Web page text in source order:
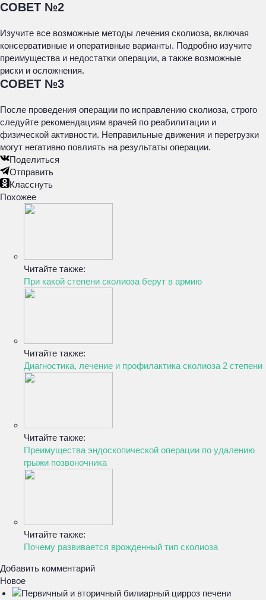
СОВЕТ №2
Изучите все возможные методы лечения сколиоза, включая
консервативные и оперативные варианты. Подробно изучите
преимущества и недостатки операции, а также возможные
риски и осложнения.
СОВЕТ №3
После проведения операции по исправлению сколиоза, строго
следуйте рекомендациям врачей по реабилитации и
физической активности. Неправильные движения и перегрузки
могут негативно повлиять на результаты операции.
Поделиться
Отправить
Класснуть
Похожее
Читайте также:
При какой степени сколиоза берут в армию
Читайте также:
Диагностика, лечение и профилактика сколиоза 2 степени
Читайте также:
Преимущества эндоскопической операции по удалению
грыжи позвоночника
Читайте также:
Почему развивается врожденный тип сколиоза
Добавить комментарий
Новое